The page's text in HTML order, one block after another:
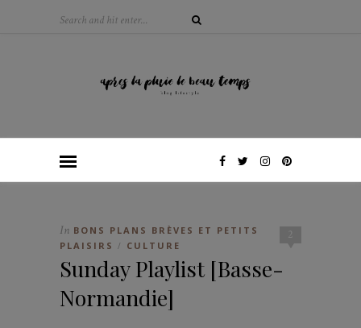
2
In BONS PLANS BRÈVES ET PETITS
PLAISIRS / CULTURE
Sunday Playlist [Basse-
Normandie]